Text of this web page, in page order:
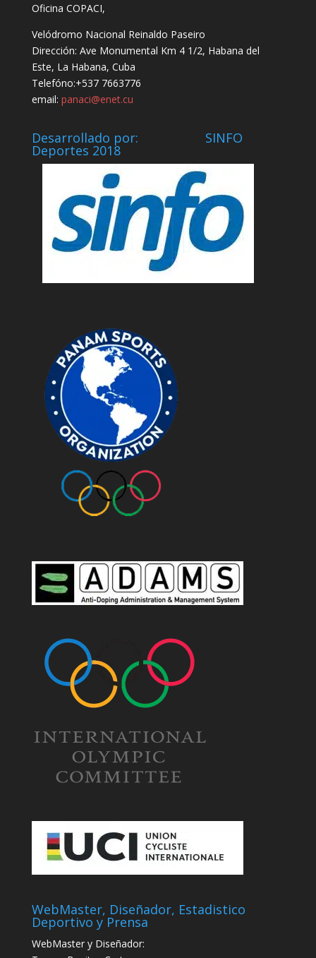
Oficina COPACI,
Velódromo Nacional Reinaldo Paseiro
Dirección: Ave Monumental Km 4 1/2, Habana del
Este, La Habana, Cuba
Telefóno:+537 7663776
email: panaci@enet.cu
Desarrollado por: SINFO
Deportes 2018
WebMaster, Diseñador, Estadistico
Deportivo y Prensa
WebMaster y Diseñador: